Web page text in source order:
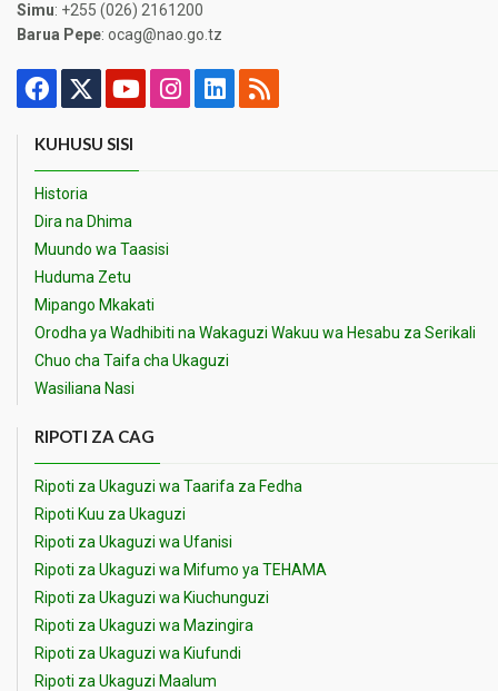
Simu: +255 (026) 2161200
Barua Pepe: ocag@nao.go.tz
KUHUSU SISI
Historia
Dira na Dhima
Muundo wa Taasisi
Huduma Zetu
Mipango Mkakati
Orodha ya Wadhibiti na Wakaguzi Wakuu wa Hesabu za Serikali
Chuo cha Taifa cha Ukaguzi
Wasiliana Nasi
RIPOTI ZA CAG
Ripoti za Ukaguzi wa Taarifa za Fedha
Ripoti Kuu za Ukaguzi
Ripoti za Ukaguzi wa Ufanisi
Ripoti za Ukaguzi wa Mifumo ya TEHAMA
Ripoti za Ukaguzi wa Kiuchunguzi
Ripoti za Ukaguzi wa Mazingira
Ripoti za Ukaguzi wa Kiufundi
Ripoti za Ukaguzi Maalum